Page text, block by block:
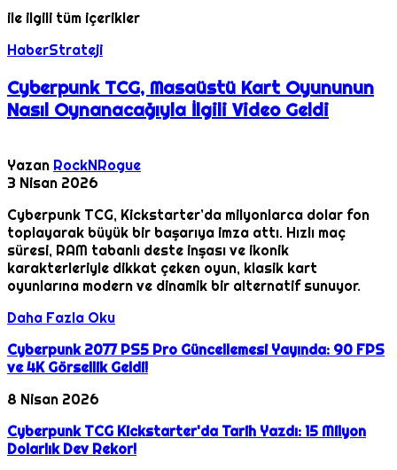
ile ilgili tüm içerikler
HaberStrateji
Cyberpunk TCG, Masaüstü Kart Oyununun
Nasıl Oynanacağıyla İlgili Video Geldi
Yazan RockNRogue
3 Nisan 2026
Cyberpunk TCG, Kickstarter’da milyonlarca dolar fon
toplayarak büyük bir başarıya imza attı. Hızlı maç
süresi, RAM tabanlı deste inşası ve ikonik
karakterleriyle dikkat çeken oyun, klasik kart
oyunlarına modern ve dinamik bir alternatif sunuyor.
Daha Fazla Oku
Cyberpunk 2077 PS5 Pro Güncellemesi Yayında: 90 FPS
ve 4K Görsellik Geldi!
8 Nisan 2026
Cyberpunk TCG Kickstarter'da Tarih Yazdı: 15 Milyon
Dolarlık Dev Rekor!